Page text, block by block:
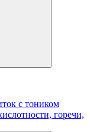
с тоником
горечи,